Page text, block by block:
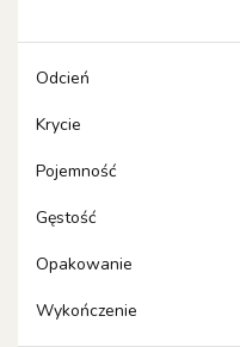
Odcień
Krycie
Pojemność
Gęstość
Opakowanie
Wykończenie